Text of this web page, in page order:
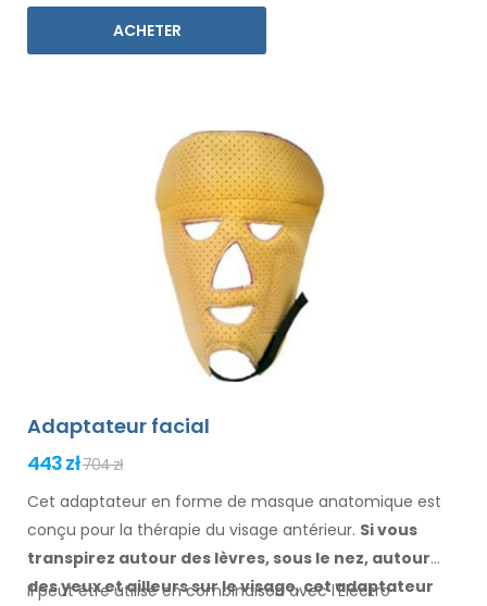
ACHETER
Adaptateur facial
443 zł704 zł
Cet adaptateur en forme de masque anatomique est
conçu pour la thérapie du visage antérieur. Si vous
transpirez autour des lèvres, sous le nez, autour
des yeuxet ailleurssur le visage, cet adaptateur
Il peut être utilisé en combinaison avec l'Electro